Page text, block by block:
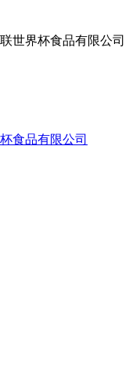
世界杯食品有限公司